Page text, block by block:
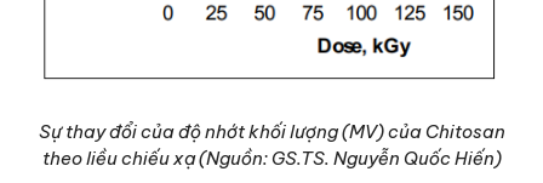
Sự thay đổi của độ nhớt khối lượng (MV) của Chitosan
theo liều chiếu xạ (Nguồn: GS.TS. Nguyễn Quốc Hiến)